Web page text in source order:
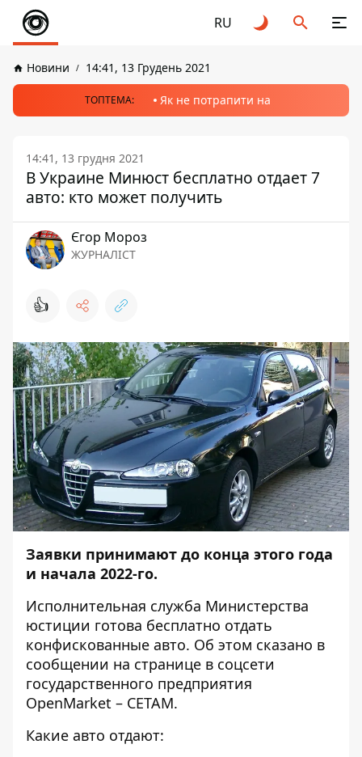
RU
Новини 14:41, 13 Грудень 2021
ТОПТЕМА: Як не потрапити на
14:41, 13 грудня 2021
В Украине Минюст бесплатно отдает 7
авто: кто может получить
Єгор Мороз
ЖУРНАЛІСТ
👍
Заявки принимают до конца этого года
и начала 2022-го.
Исполнительная служба Министерства
юстиции готова бесплатно отдать
конфискованные авто. Об этом сказано в
сообщении на странице в соцсети
государственного предприятия
OpenMarket – СЕТАМ.
Какие авто отдают: